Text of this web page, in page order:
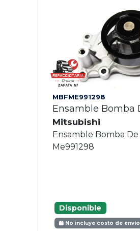
MBFME991298
Ensamble Bomba
Mitsubishi
Ensamble Bomba
Me991298
Disponible
No incluye costo de envío